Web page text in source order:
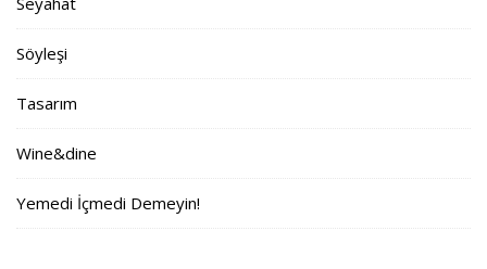
Söyleşi
Tasarım
Wine&dine
Yemedi İçmedi Demeyin!